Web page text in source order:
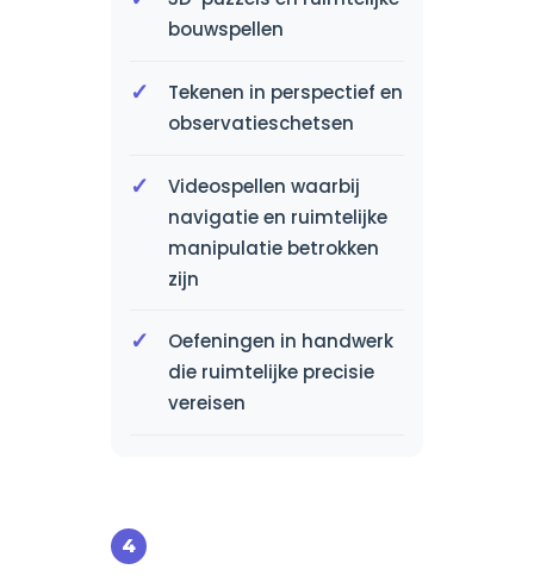
bouwspellen
Tekenen in perspectief en
observatieschetsen
Videospellen waarbij
navigatie en ruimtelijke
manipulatie betrokken
zijn
Oefeningen in handwerk
die ruimtelijke precisie
vereisen